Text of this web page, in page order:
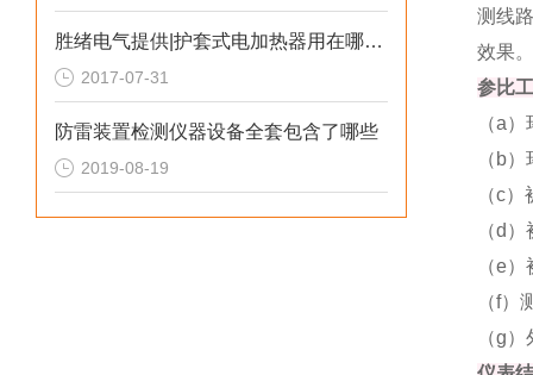
胜绪电气提供|护套式电加热器用在哪些地方
2017-07-31
防雷装置检测仪器设备全套包含了哪些
2019-08-19
测线
效果。
参比
（a
（b
（c
（d
（e
（f
（g